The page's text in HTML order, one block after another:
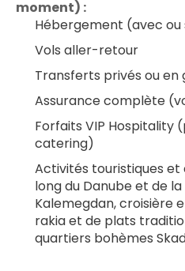
moment) :
Hébergement (avec
Vols aller-retour
Transferts privés ou en
Assurance complète
Forfaits VIP Hospitality
catering)
Activités touristiques
long du Danube et de
Kalemegdan, croisière
rakia et de plats
quartiers bohèmes